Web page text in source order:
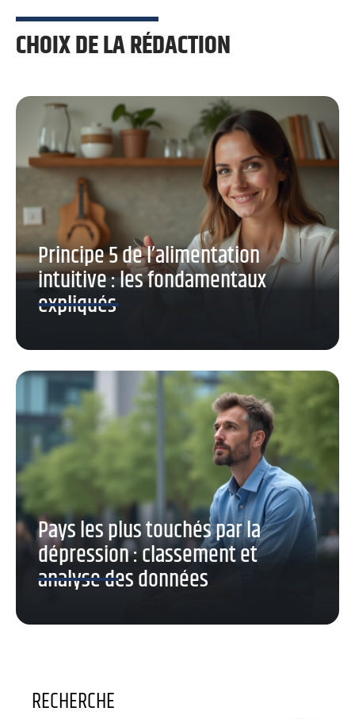
CHOIX DE LA RÉDACTION
Principe 5 de l’alimentation
intuitive : les fondamentaux
expliqués
Pays les plus touchés par la
dépression : classement et
analyse des données
RECHERCHE